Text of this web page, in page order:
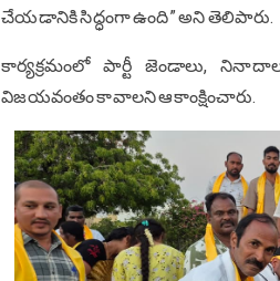
చేయడానికి సిద్ధంగా ఉంది” అని తెలిపారు.
కార్యక్రమంలో పార్టీ జెండాలు,
విజయవంతం కావాలని ఆకాంక్షించారు.